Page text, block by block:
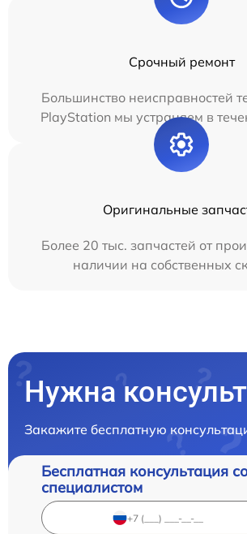
Срочный ремонт
Большинство неисправностей
PlayStation мы устраняем в
Оригинальные
Более 20 тыс. запчастей от
наличии на собственных
Нужна
Закажите бесплатную
Бесплатная консультация
специалистом